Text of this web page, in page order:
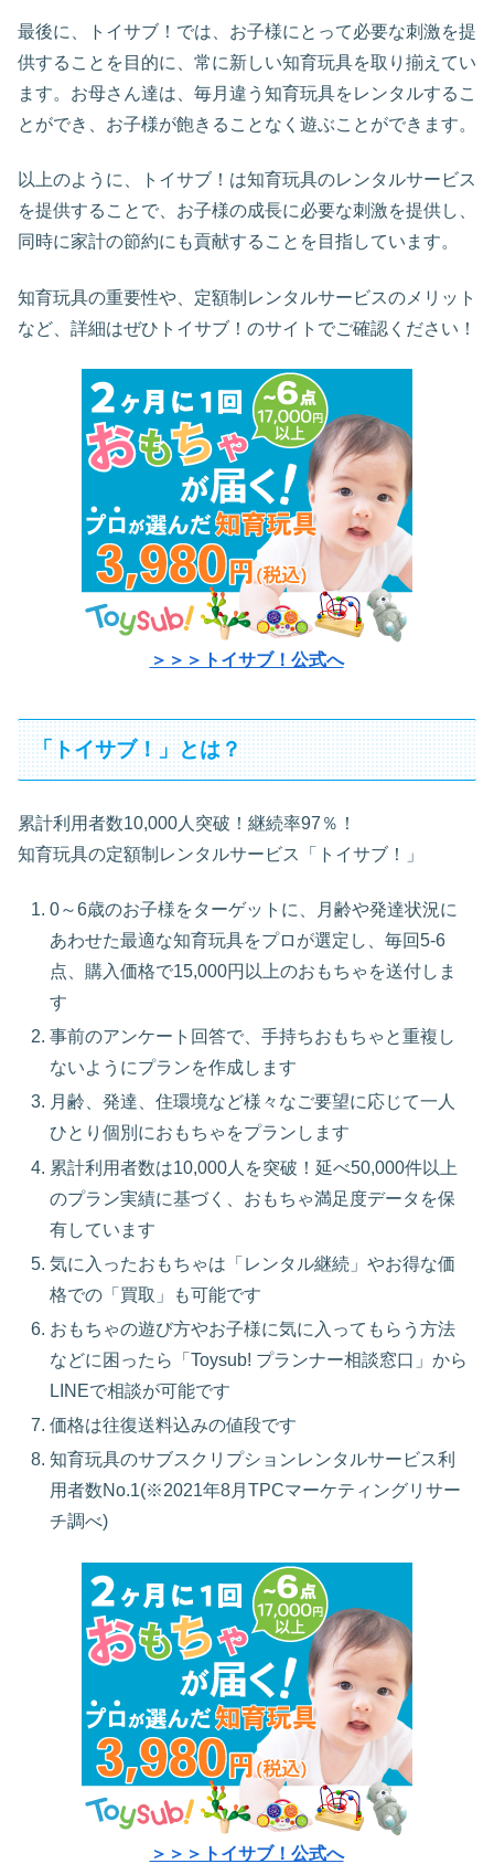
最後に、トイサブ！では、お子様にとって必要な刺激を提
供することを目的に、常に新しい知育玩具を取り揃えてい
ます。お母さん達は、毎月違う知育玩具をレンタルするこ
とができ、お子様が飽きることなく遊ぶことができます。
以上のように、トイサブ！は知育玩具のレンタルサービス
を提供することで、お子様の成長に必要な刺激を提供し、
同時に家計の節約にも貢献することを目指しています。
知育玩具の重要性や、定額制レンタルサービスのメリット
など、詳細はぜひトイサブ！のサイトでご確認ください！
＞＞＞トイサブ！公式へ
「トイサブ！」とは？
累計利用者数10,000人突破！継続率97％！
知育玩具の定額制レンタルサービス「トイサブ！」
0～6歳のお子様をターゲットに、月齢や発達状況に
あわせた最適な知育玩具をプロが選定し、毎回5-6
点、購入価格で15,000円以上のおもちゃを送付しま
す
事前のアンケート回答で、手持ちおもちゃと重複し
ないようにプランを作成します
月齢、発達、住環境など様々なご要望に応じて一人
ひとり個別におもちゃをプランします
累計利用者数は10,000人を突破！延べ50,000件以上
のプラン実績に基づく、おもちゃ満足度データを保
有しています
気に入ったおもちゃは「レンタル継続」やお得な価
格での「買取」も可能です
おもちゃの遊び方やお子様に気に入ってもらう方法
などに困ったら「Toysub! プランナー相談窓口」から
LINEで相談が可能です
価格は往復送料込みの値段です
知育玩具のサブスクリプションレンタルサービス利
用者数No.1(※2021年8月TPCマーケティングリサー
チ調べ)
＞＞＞トイサブ！公式へ